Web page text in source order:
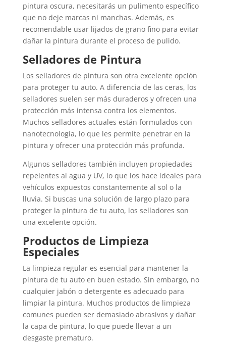
pintura oscura, necesitarás un pulimento específico
que no deje marcas ni manchas. Además, es
recomendable usar lijados de grano fino para evitar
dañar la pintura durante el proceso de pulido.
Selladores de Pintura
Los selladores de pintura son otra excelente opción
para proteger tu auto. A diferencia de las ceras, los
selladores suelen ser más duraderos y ofrecen una
protección más intensa contra los elementos.
Muchos selladores actuales están formulados con
nanotecnología, lo que les permite penetrar en la
pintura y ofrecer una protección más profunda.
Algunos selladores también incluyen propiedades
repelentes al agua y UV, lo que los hace ideales para
vehículos expuestos constantemente al sol o la
lluvia. Si buscas una solución de largo plazo para
proteger la pintura de tu auto, los selladores son
una excelente opción.
Productos de Limpieza
Especiales
La limpieza regular es esencial para mantener la
pintura de tu auto en buen estado. Sin embargo, no
cualquier jabón o detergente es adecuado para
limpiar la pintura. Muchos productos de limpieza
comunes pueden ser demasiado abrasivos y dañar
la capa de pintura, lo que puede llevar a un
desgaste prematuro.